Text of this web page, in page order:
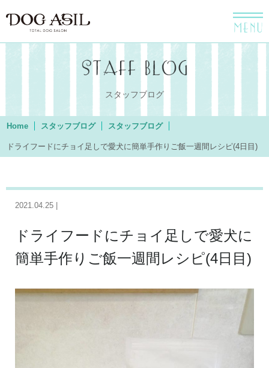
menu
スタッフブログ
Home スタッフブログ スタッフブログ
ドライフードにチョイ足しで愛犬に簡単手作りご飯一週間レシピ(4日目)
2021.04.25 |
ドライフードにチョイ足しで愛犬に
簡単手作りご飯一週間レシピ(4日目)